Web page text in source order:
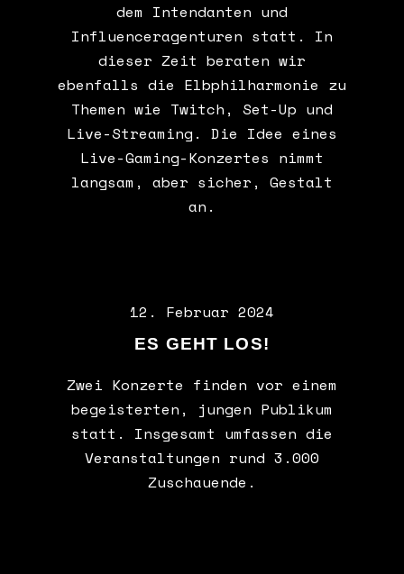
dem Intendanten und
Influenceragenturen statt. In
dieser Zeit beraten wir
ebenfalls die Elbphilharmonie zu
Themen wie Twitch, Set-Up und
Live-Streaming. Die Idee eines
Live-Gaming-Konzertes nimmt
langsam, aber sicher, Gestalt
an.
12. Februar 2024
ES GEHT LOS!
Zwei Konzerte finden vor einem
begeisterten, jungen Publikum
statt. Insgesamt umfassen die
Veranstaltungen rund 3.000
Zuschauende.